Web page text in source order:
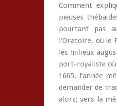
Comment
pieuses
pourtant pas
l’Oratoire, où le
les milieux
port-royaliste où
1665, l’année
demander de
alors; vers la